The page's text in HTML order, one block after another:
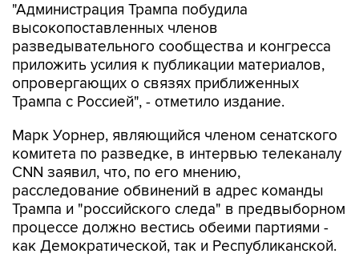
"Администрация Трампа побудила
высокопоставленных членов
разведывательного сообщества и конгресса
приложить усилия к публикации материалов,
опровергающих о связях приближенных
Трампа с Россией", - отметило издание.
Марк Уорнер, являющийся членом сенатского
комитета по разведке, в интервью телеканалу
CNN заявил, что, по его мнению,
расследование обвинений в адрес команды
Трампа и "российского следа" в предвыборном
процессе должно вестись обеими партиями -
как Демократической, так и Республиканской.